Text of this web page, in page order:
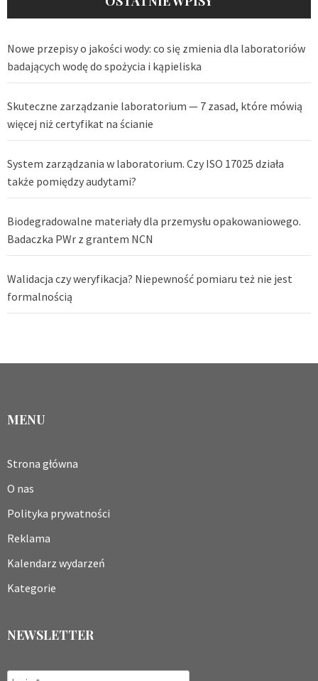
Nowe przepisy o jakości wody: co się zmienia dla laboratoriów
badających wodę do spożycia i kąpieliska
Skuteczne zarządzanie laboratorium — 7 zasad, które mówią
więcej niż certyfikat na ścianie
System zarządzania w laboratorium. Czy ISO 17025 działa
także pomiędzy audytami?
Biodegradowalne materiały dla przemysłu opakowaniowego.
Badaczka PWr z grantem NCN
Walidacja czy weryfikacja? Niepewność pomiaru też nie jest
formalnością
MENU
Strona główna
O nas
Polityka prywatności
Reklama
Kalendarz wydarzeń
Kategorie
NEWSLETTER